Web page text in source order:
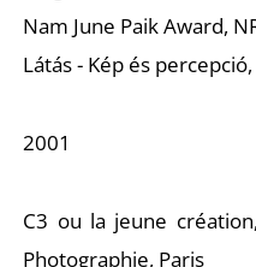
Nam June Paik Award,
Látás - Kép és
2001
C3 ou la jeune
Photographie, Paris